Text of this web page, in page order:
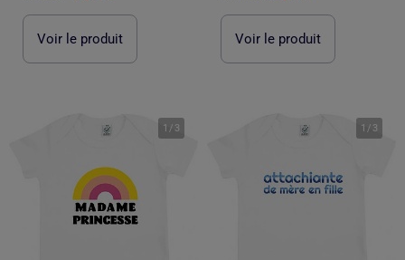
Voir le produit Voir le produit
1 / 3 1 / 3